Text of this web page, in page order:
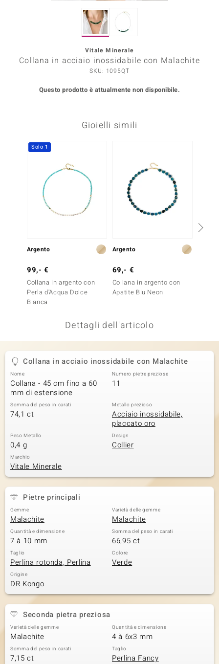
SELECTION
Collection
Classics
Vitale Minerale
Collana in acciaio inossidabile con Malachite
SKU: 1095QT
Questo prodotto è attualmente non disponibile.
Gioielli simili
Solo 1
Argento
99,- €
Collana in argento con
Perla d'Acqua Dolce
Bianca
Argento
69,- €
Collana in argento con
Apatite Blu Neon
Dettagli dell'articolo
Collana in acciaio inossidabile con Malachite
Nome
Collana - 45 cm fino a 60
mm di estensione
Numero pietre preziose
11
Somma del peso in carati
74,1 ct
Metallo prezioso
Acciaio inossidabile,
placcato oro
Peso Metallo
0,4 g
Design
Collier
Marchio
Vitale Minerale
Pietre principali
Gemme
Malachite
Varietà delle gemme
Malachite
Quantità e dimensione
7 à 10 mm
Somma del peso in carati
66,95 ct
Taglio
Perlina rotonda, Perlina
Colore
Verde
Origine
DR Kongo
Seconda pietra preziosa
Varietà delle gemme
Malachite
Quantità e dimensione
4 à 6x3 mm
Somma del peso in carati
7,15 ct
Taglio
Perlina Fancy